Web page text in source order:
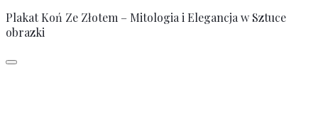
Plakat Koń Ze Złotem – Mitologia i Elegancja w Sztuce
obrazki